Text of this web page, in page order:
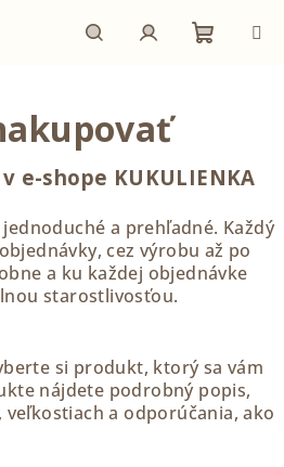
e-shope KUKULIENKA
a prehľadné. Každý
cez výrobu až po
a ku každej objednávke
starostlivosťou.
si produkt, ktorý sa vám
nájdete podrobný popis,
a odporúčania, ako